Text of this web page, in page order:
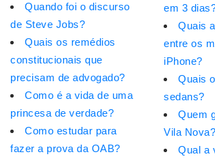
Quando foi o discurso
de Steve Jobs?
Quais os remédios
constitucionais que
precisam de advogado?
Como é a vida de uma
princesa de verdade?
Como estudar para
fazer a prova da OAB?
em 3
Quais
entre os
iPhone?
Quais
sedans?
Quem
Vila Nova?
Qual a